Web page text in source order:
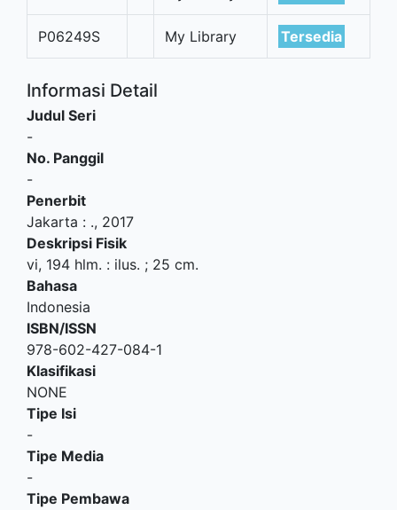
P06249S My Library Tersedia
Informasi Detail
Judul Seri
-
No. Panggil
-
Penerbit
Jakarta : ., 2017
Deskripsi Fisik
vi, 194 hlm. : ilus. ; 25 cm.
Bahasa
Indonesia
ISBN/ISSN
978-602-427-084-1
Klasifikasi
NONE
Tipe Isi
-
Tipe Media
-
Tipe Pembawa